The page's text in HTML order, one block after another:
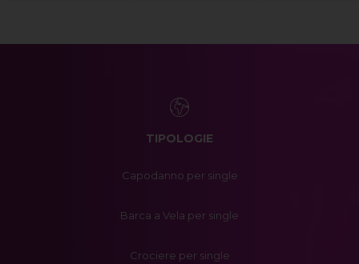
TIPOLOGIE
Capodanno per single
Barca a Vela per single
Crociere per single